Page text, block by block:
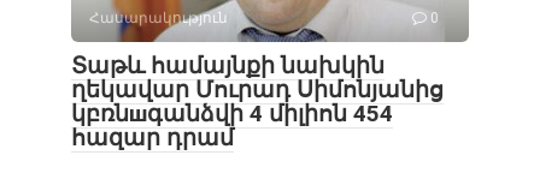
Հասարակություն 0
Տաթև համայնքի նախկին
ղեկավար Մուրադ Սիմոնյանից
կբռնшգանձվի 4 միլիոն 454
հազար դրամ